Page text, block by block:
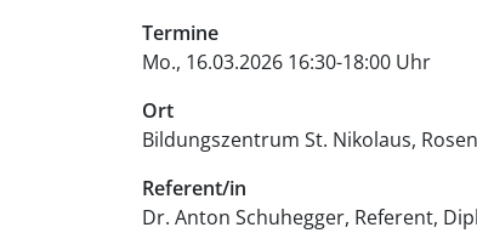
Termine
Mo., 16.03.2026 16:30-18:00 Uhr
Ort
Bildungszentrum St. Nikolaus,
Referent/in
Dr. Anton Schuhegger, Referent,